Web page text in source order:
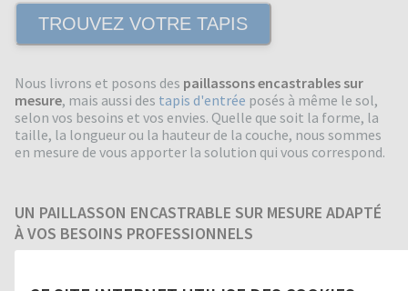
TROUVEZ VOTRE TAPIS
Nous livrons et posons des paillassons encastrables sur
mesure, mais aussi des tapis d'entrée posés à même le sol,
selon vos besoins et vos envies. Quelle que soit la forme, la
taille, la longueur ou la hauteur de la couche, nous sommes
en mesure de vous apporter la solution qui vous correspond.
UN PAILLASSON ENCASTRABLE SUR MESURE ADAPTÉ
À VOS BESOINS PROFESSIONNELS